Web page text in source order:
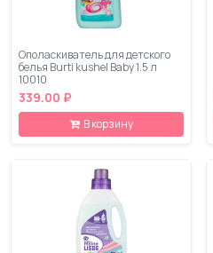
Ополаскиватель для детского
белья Burti kushel Baby 1.5 л
10010
339.00 ₽
В корзину